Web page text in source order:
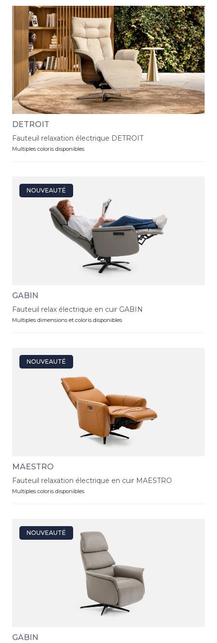
DETROIT
Fauteuil relaxation électrique DETROIT
Multiples coloris disponibles
NOUVEAUTÉ
GABIN
Fauteuil relax électrique en cuir GABIN
Multiples dimensions et coloris disponibles
NOUVEAUTÉ
MAESTRO
Fauteuil relaxation électrique en cuir MAESTRO
Multiples coloris disponibles
NOUVEAUTÉ
GABIN